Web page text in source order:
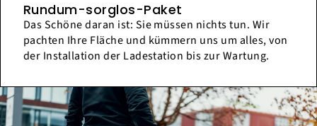
Rundum-sorglos-Paket
Das Schöne daran ist: Sie müssen nichts tun. Wir
pachten Ihre Fläche und kümmern uns um alles, von
der Installation der Ladestation bis zur Wartung.